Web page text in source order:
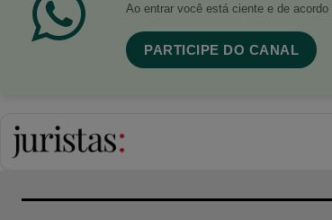
Ao entrar você está ciente e de acordo
PARTICIPE DO CANAL